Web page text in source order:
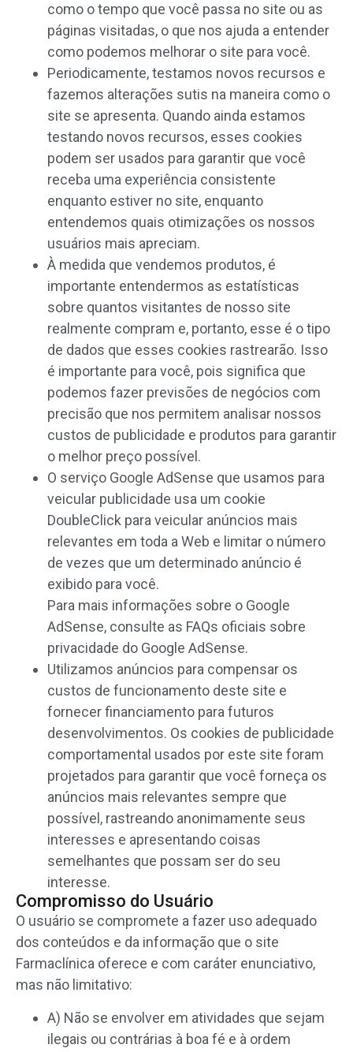
como o tempo que você passa no site ou as
páginas visitadas, o que nos ajuda a entender
como podemos melhorar o site para você.
Periodicamente, testamos novos recursos e
fazemos alterações sutis na maneira como o
site se apresenta. Quando ainda estamos
testando novos recursos, esses cookies
podem ser usados ​​para garantir que você
receba uma experiência consistente
enquanto estiver no site, enquanto
entendemos quais otimizações os nossos
usuários mais apreciam.
À medida que vendemos produtos, é
importante entendermos as estatísticas
sobre quantos visitantes de nosso site
realmente compram e, portanto, esse é o tipo
de dados que esses cookies rastrearão. Isso
é importante para você, pois significa que
podemos fazer previsões de negócios com
precisão que nos permitem analisar nossos
custos de publicidade e produtos para garantir
o melhor preço possível.
O serviço Google AdSense que usamos para
veicular publicidade usa um cookie
DoubleClick para veicular anúncios mais
relevantes em toda a Web e limitar o número
de vezes que um determinado anúncio é
exibido para você.
Para mais informações sobre o Google
AdSense, consulte as FAQs oficiais sobre
privacidade do Google AdSense.
Utilizamos anúncios para compensar os
custos de funcionamento deste site e
fornecer financiamento para futuros
desenvolvimentos. Os cookies de publicidade
comportamental usados ​​por este site foram
projetados para garantir que você forneça os
anúncios mais relevantes sempre que
possível, rastreando anonimamente seus
interesses e apresentando coisas
semelhantes que possam ser do seu
interesse.
Compromisso do Usuário
O usuário se compromete a fazer uso adequado
dos conteúdos e da informação que o site
Farmaclínica oferece e com caráter enunciativo,
mas não limitativo:
A) Não se envolver em atividades que sejam
ilegais ou contrárias à boa fé e à ordem